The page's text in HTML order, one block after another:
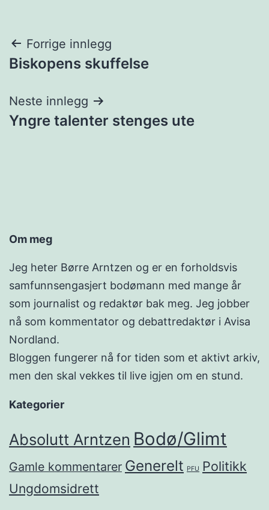
Innleggsnavigasjon
Forrige innlegg
Biskopens skuffelse
Neste innlegg
Yngre talenter stenges ute
Om meg
Jeg heter Børre Arntzen og er en forholdsvis
samfunnsengasjert bodømann med mange år
som journalist og redaktør bak meg. Jeg jobber
nå som kommentator og debattredaktør i Avisa
Nordland.
Bloggen fungerer nå for tiden som et aktivt arkiv,
men den skal vekkes til live igjen om en stund.
Kategorier
Absolutt Arntzen Bodø/Glimt
Gamle kommentarer Generelt PFU Politikk
Ungdomsidrett